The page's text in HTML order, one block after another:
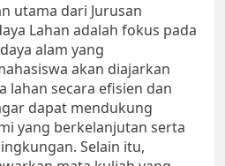
utama dari Jurusan
Lahan adalah fokus pada
alam yang
akan diajarkan
lahan secara efisien dan
dapat mendukung
yang berkelanjutan serta
Selain itu,